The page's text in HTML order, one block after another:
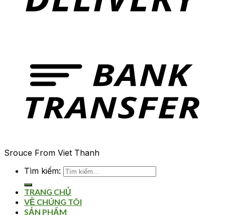
Srouce From Viet Thanh
Tìm kiếm:
TRANG CHỦ
VỀ CHÚNG TÔI
SẢN PHẨM